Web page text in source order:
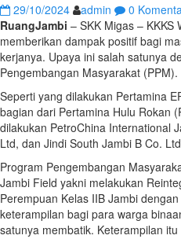
29/10/2024 admin
0
RuangJambi – SKK Migas –
memberikan dampak positif bagi
kerjanya. Upaya ini salah satunya
Pengembangan Masyarakat (PPM).
Seperti yang dilakukan Pertamina
bagian dari Pertamina Hulu Rokan
dilakukan PetroChina International
Ltd, dan Jindi South Jambi B Co.
Program Pengembangan
Jambi Field yakni melakukan
Perempuan Kelas IIB Jambi
keterampilan bagi para warga
satunya membatik. Keterampilan